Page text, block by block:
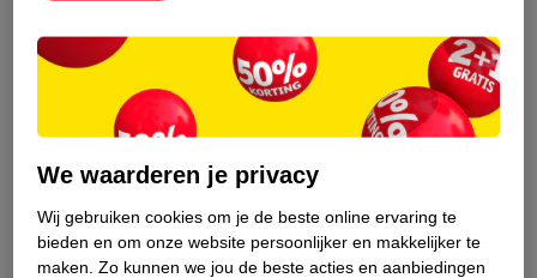
Kruidvat is een erkend specialist in
zelfzorg, ook online. Wat je
gezondheidsvraag ook is, stel hem aan
Stel je gezondheidsvraag
We waarderen je privacy
Wij gebruiken cookies om je de beste online ervaring te
bieden en om onze website persoonlijker en makkelijker te
maken. Zo kunnen we jou de beste acties en aanbiedingen